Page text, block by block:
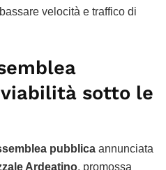
velocità e traffico di
sotto le
pubblica annunciata
Ardeatino, promossa